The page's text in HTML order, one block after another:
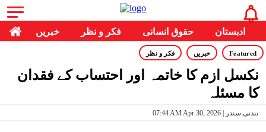
خبریں فکر و نظر حقوق انسانی ادبستان
Featured خبریں فکر و نظر
نکسل ازم کا خاتمہ اور احتساب کے فقدان
کا مسئلہ
07:44 AM Apr 30, 2026 | نندنی سندر